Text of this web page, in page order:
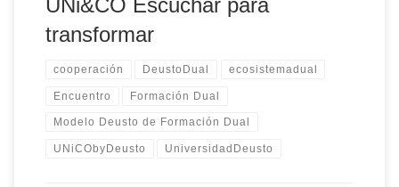
UNi&CO Escuchar para
transformar
cooperación DeustoDual ecosistemadual
Encuentro Formación Dual
Modelo Deusto de Formación Dual
UNiCObyDeusto UniversidadDeusto